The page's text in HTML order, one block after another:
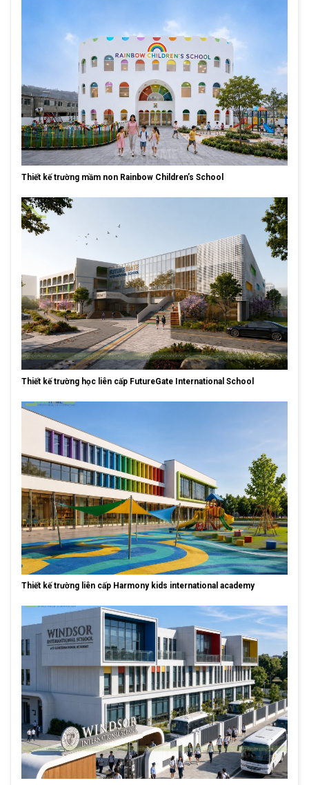
Thiết kế trường mầm non Rainbow Children’s School
Thiết kế trường học liên cấp FutureGate International School
Thiết kế trường liên cấp Harmony kids international academy